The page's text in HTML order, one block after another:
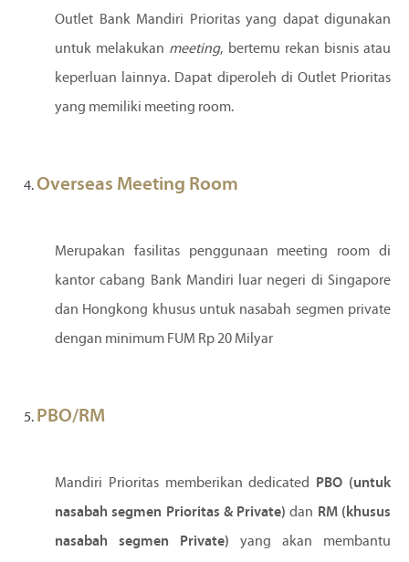
Outlet Bank Mandiri Prioritas yang dapat digunakan
untuk melakukan meeting, bertemu rekan bisnis atau
keperluan lainnya. Dapat diperoleh di Outlet Prioritas
yang memiliki meeting room.
Overseas Meeting Room
Merupakan fasilitas penggunaan meeting room di
kantor cabang Bank Mandiri luar negeri di Singapore
dan Hongkong khusus untuk nasabah segmen private
dengan minimum FUM Rp 20 Milyar
PBO/RM
Mandiri Prioritas memberikan dedicated PBO (untuk
nasabah segmen Prioritas & Private)dan RM (khusus
nasabah segmen Private) yang akan membantu